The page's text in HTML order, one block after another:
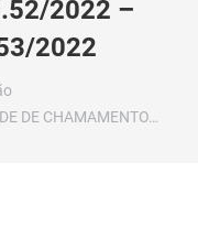
2022 –
2022
DE CHAMAMENTO…